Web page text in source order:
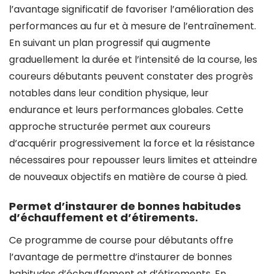
l’avantage significatif de favoriser l’amélioration des
performances au fur et à mesure de l’entraînement.
En suivant un plan progressif qui augmente
graduellement la durée et l’intensité de la course, les
coureurs débutants peuvent constater des progrès
notables dans leur condition physique, leur
endurance et leurs performances globales. Cette
approche structurée permet aux coureurs
d’acquérir progressivement la force et la résistance
nécessaires pour repousser leurs limites et atteindre
de nouveaux objectifs en matière de course à pied.
Permet d’instaurer de bonnes habitudes
d’échauffement et d’étirements.
Ce programme de course pour débutants offre
l’avantage de permettre d’instaurer de bonnes